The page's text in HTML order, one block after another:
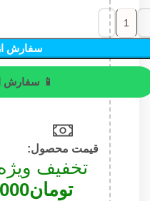
سفارش
📱 سفارش
قیمت محصول:​
تخفیف
تومان